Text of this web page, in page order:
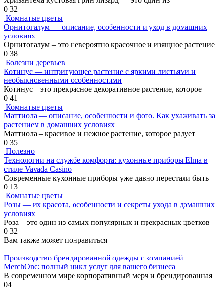
0 32
Комнатые цветы
Орнитогалум — описание, особенности и уход в домашних
условиях
Орнитогалум – это невероятно красочное и изящное растение
0 38
Болезни деревьев
Котинус — интригующее растение с яркими листьями и
необыкновенными особенностями
Котинус – это прекрасное декоративное растение, которое
0 41
Комнатые цветы
Маттиола — описание, особенности и фото. Как ухаживать за
растением в домашних условиях
Маттиола – красивое и нежное растение, которое радует
0 35
Полезно
Технологии на службе комфорта: кухонные приборы Elma в
стиле Vavada Casino
Современные кухонные приборы уже давно перестали быть
0 13
Комнатые цветы
Розы — их красота, особенности и секреты ухода в домашних
условиях
Роза – это один из самых популярных и прекрасных цветков
0 32
Вам также может понравиться
Производство брендированной одежды с компанией
MerchOne: полный цикл услуг для вашего бизнеса
В современном мире корпоративный мерч и брендированная
04